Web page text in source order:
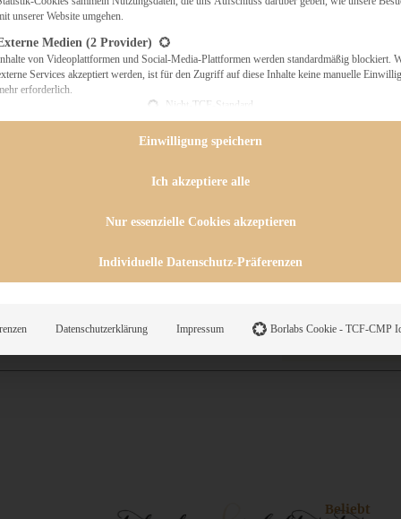
Beliebt
unserer Website umgehen.
Medien (2 Provider)
von Videoplattformen und Social-Media-Plattformen werden standardmäßig blockiert.
Services akzeptiert werden, ist für den Zugriff auf diese Inhalte keine manuelle
erforderlich.
Nicht-TCF-Standard
Einwilligung speichern
Ich akzeptiere alle
Nur essenzielle Cookies akzeptieren
Individuelle Datenschutz-Präferenzen
Datenschutzerklärung Impressum Borlabs Cookie - TCF-CMP